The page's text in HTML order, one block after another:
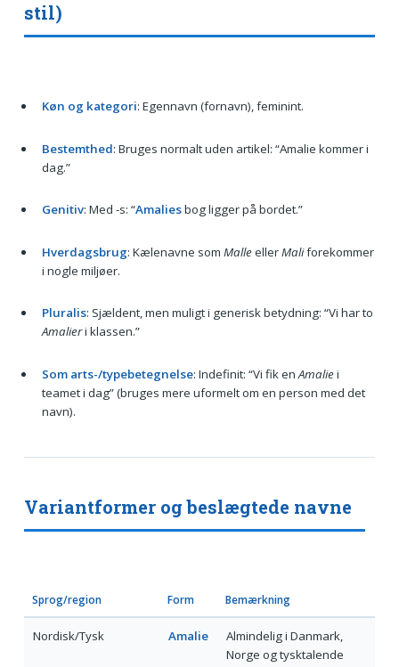
stil)
Køn og kategori: Egennavn (fornavn), feminint.
Bestemthed: Bruges normalt uden artikel: “Amalie kommer i
dag.”
Genitiv: Med -s: “Amaliesbog ligger på bordet.”
Hverdagsbrug: Kælenavne som MalleellerMaliforekommer
i nogle miljøer.
Pluralis: Sjældent, men muligt i generisk betydning: “Vi har to
Amalieri klassen.”
Som arts-/typebetegnelse: Indefinit: “Vi fik enAmaliei
teamet i dag” (bruges mere uformelt om en person med det
navn).
Variantformer og beslægtede navne
Sprog/region Form Bemærkning
Nordisk/Tysk Amalie
Almindelig i Danmark,
Norge og tysktalende